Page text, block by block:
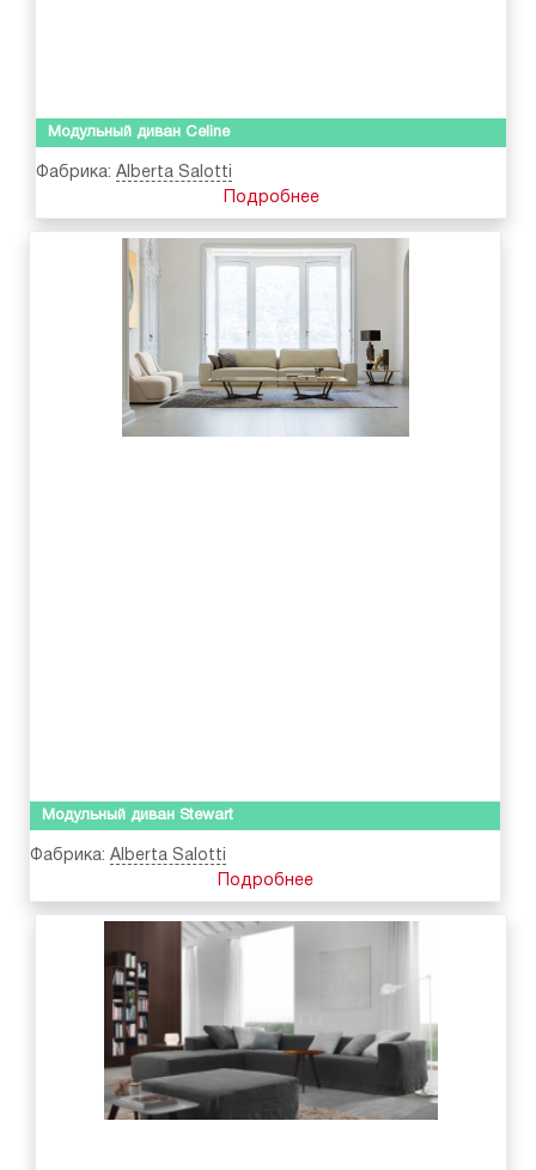
Модульный диван Celine
Фабрика: Alberta Salotti
Подробнее
Модульный диван Stewart
Фабрика: Alberta Salotti
Подробнее